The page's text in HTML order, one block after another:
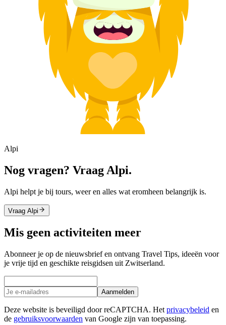
Alpi
Nog vragen? Vraag Alpi.
Alpi helpt je bij tours, weer en alles wat eromheen belangrijk is.
Vraag Alpi
Mis geen activiteiten meer
Abonneer je op de nieuwsbrief en ontvang Travel Tips, ideeën voor
je vrije tijd en geschikte reisgidsen uit Zwitserland.
Aanmelden
Deze website is beveiligd door reCAPTCHA. Het privacybeleid en
de gebruiksvoorwaarden van Google zijn van toepassing.